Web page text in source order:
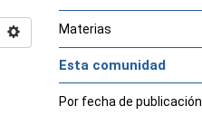
Materias
Esta comunidad
Por fecha de publicación